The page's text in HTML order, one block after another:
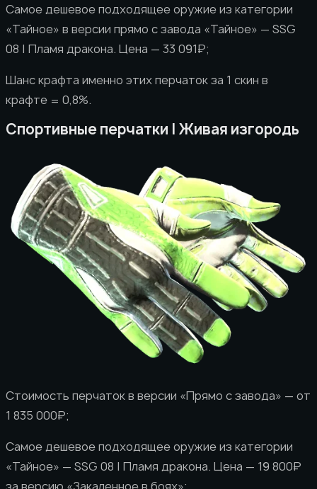
Самое дешевое подходящее оружие из категории
«Тайное» в версии прямо с завода «Тайное» — SSG
08 | Пламя дракона. Цена — 33 091₽;
Шанс крафта именно этих перчаток за 1 скин в
крафте = 0,8%.
Спортивные перчатки | Живая изгородь
Стоимость перчаток в версии «Прямо с завода» — от
1 835 000₽;
Самое дешевое подходящее оружие из категории
«Тайное» — SSG 08 | Пламя дракона. Цена — 19 800₽